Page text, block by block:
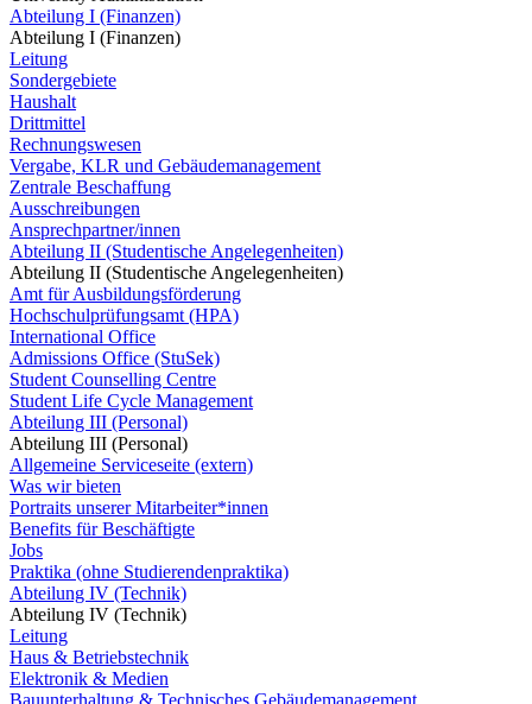
Abteilung I (Finanzen)
Abteilung I (Finanzen)
Leitung
Sondergebiete
Haushalt
Drittmittel
Rechnungswesen
Vergabe, KLR und Gebäudemanagement
Zentrale Beschaffung
Ausschreibungen
Ansprechpartner/innen
Abteilung II (Studentische Angelegenheiten)
Abteilung II (Studentische Angelegenheiten)
Amt für Ausbildungsförderung
Hochschulprüfungsamt (HPA)
International Office
Admissions Office (StuSek)
Student Counselling Centre
Student Life Cycle Management
Abteilung III (Personal)
Abteilung III (Personal)
Allgemeine Serviceseite (extern)
Was wir bieten
Portraits unserer Mitarbeiter*innen
Benefits für Beschäftigte
Jobs
Praktika (ohne Studierendenpraktika)
Abteilung IV (Technik)
Abteilung IV (Technik)
Leitung
Haus & Betriebstechnik
Elektronik & Medien
Bauunterhaltung & Technisches Gebäudemanagement